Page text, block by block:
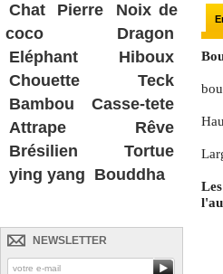
Chat Pierre
Noix de
coco
Dragon
Eléphant
Hiboux
Chouette
Teck
Bambou
Casse-tete
Attrape Rêve
Brésilien
Tortue
ying yang Bouddha
NEWSLETTER